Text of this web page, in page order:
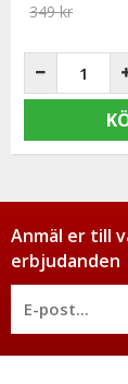
349 kr
Anmäl er till
erbjudanden